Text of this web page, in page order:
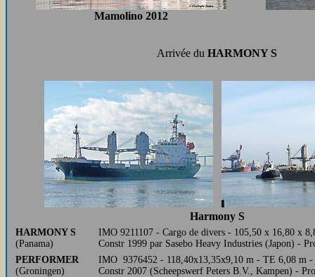
Mamolino 2012
Arrivée du HARMONY S
Harmony S
HARMONY S
(Panama)
IMO 9211107 - Cargo de divers - 105,50 x 16,80 x
Constr 1999 par Sasebo Heavy Industries (Japon)
PERFORMER
(Groningen)
IMO 9376452 - 118,40x13,35x9,10 m - TE 6,08 m
Constr 2007 (Scheepswerf Peters B.V., Kampen) -